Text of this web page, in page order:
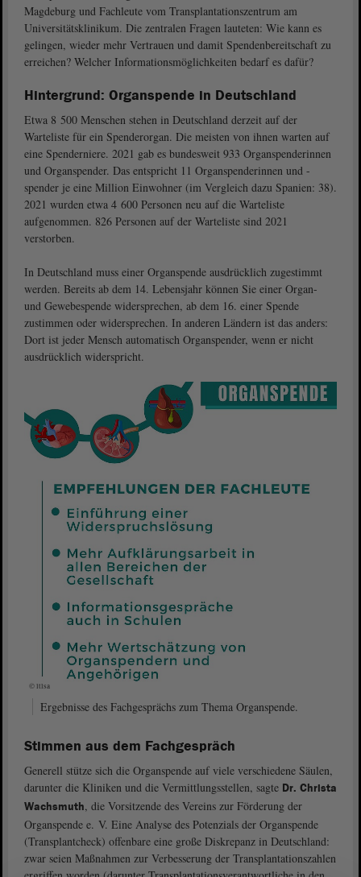
Magdeburg und Fachleute vom Transplantationszentrum am
Universitätsklinikum. Die zentralen Fragen lauteten: Wie kann es
gelingen, wieder mehr Vertrauen und damit Spendenbereitschaft zu
erreichen? Welcher Informationsmöglichkeiten bedarf es dafür?
Hintergrund: Organspende in Deutschland
Etwa 8 500 Menschen stehen in Deutschland derzeit auf der
Warteliste für ein Spenderorgan. Die meisten von ihnen warten auf
eine Spenderniere. 2021 gab es bundesweit 933 Organspenderinnen
und Organspender. Das entspricht 11 Organspenderinnen und -
spender je eine Million Einwohner (im Vergleich dazu Spanien: 38).
2021 wurden etwa 4 600 Personen neu auf die Warteliste
aufgenommen. 826 Personen auf der Warteliste sind 2021
verstorben.
In Deutschland muss einer Organspende ausdrücklich zugestimmt
werden. Bereits ab dem 14. Lebensjahr können Sie einer Organ-
und Gewebespende widersprechen, ab dem 16. einer Spende
zustimmen oder widersprechen. In anderen Ländern ist das anders:
Dort ist jeder Mensch automatisch Organspender, wenn er nicht
ausdrücklich widerspricht.
© ltlsa
Ergebnisse des Fachgesprächs zum Thema Organspende.
Stimmen aus dem Fachgespräch
Generell stütze sich die Organspende auf viele verschiedene Säulen,
darunter die Kliniken und die Vermittlungsstellen, sagte Dr. Christa
Wachsmuth, die Vorsitzende des Vereins zur Förderung der
Organspende e. V. Eine Analyse des Potenzials der Organspende
(Transplantcheck) offenbare eine große Diskrepanz in Deutschland:
zwar seien Maßnahmen zur Verbesserung der Transplantationszahlen